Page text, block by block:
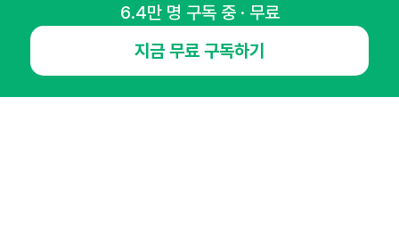
매주 화요일 아침,
마케팅 감각을 깨워 드릴게요!
6.4만 명 구독 중 · 무료
지금 무료 구독하기